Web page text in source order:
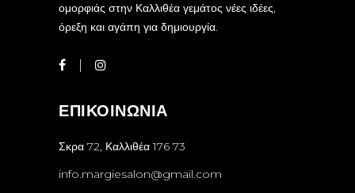
ομορφιάς στην Καλλιθέα γεμάτος νέες ιδέες,
όρεξη και αγάπη για δημιουργία.
ΕΠΙΚΟΙΝΩΝΙΑ
Σκρα 72, Καλλιθέα 176 73
info.margiesalon@gmail.com